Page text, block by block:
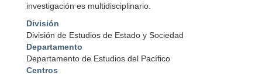
investigación es multidisciplinario.
División
División de Estudios de Estado y Sociedad
Departamento
Departamento de Estudios del Pacífico
Centros